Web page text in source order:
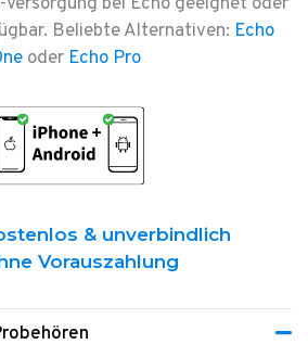
Beliebte Alternativen: Echo
oder Echo Pro
& unverbindlich
Vorauszahlung